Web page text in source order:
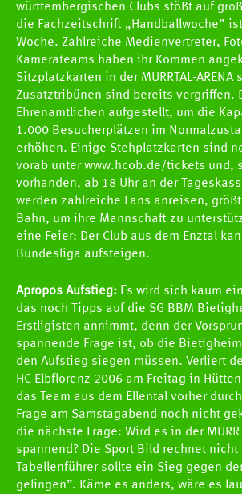
württembergischen Clubs stößt auf
die Fachzeitschrift „Handballwoche”
Woche. Zahlreiche Medienvertreter,
Kamerateams haben ihr Kommen
Sitzplatzkarten in der MURRTAL-ARENA
Zusatztribünen sind bereits vergriffen.
Ehrenamtlichen aufgestellt, um die
1.000 Besucherplätzen im
erhöhen. Einige Stehplatzkarten sind
vorab unter www.hcob.de/tickets und,
vorhanden, ab 18 Uhr an der
werden zahlreiche Fans anreisen,
Bahn, um ihre Mannschaft zu
eine Feier: Der Club aus dem Enztal
Bundesliga aufsteigen.
Apropos Aufstieg: Es wird sich kaum
das noch Tipps auf die SG BBM
Erstligisten annimmt, denn der
spannende Frage ist, ob die
den Aufstieg siegen müssen. Verliert
HC Elbflorenz 2006 am Freitag in
das Team aus dem Ellental vorher
Frage am Samstagabend noch nicht
die nächste Frage: Wird es in der
spannend? Die Sport Bild rechnet nicht
Tabellenführer sollte ein Sieg gegen
gelingen”. Käme es anders, wäre es